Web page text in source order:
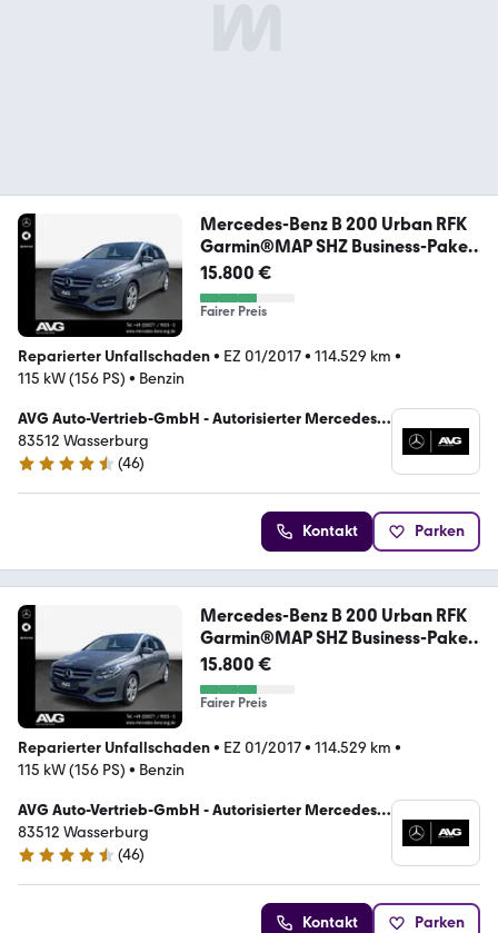
Mercedes-Benz B 200 Urban RFK
Garmin®MAP SHZ Business-Paket
CD
15.800 €
Fairer Preis
Reparierter Unfallschaden• EZ 01/2017• 114.529 km •
115 kW (156 PS) • Benzin
AVG Auto-Vertrieb-GmbH - Autorisierter Mercedes-
Benz Verkauf und Service
83512 Wasserburg
4.7 Sterne
(46)
Kontakt Parken
Mercedes-Benz B 200 Urban RFK
Garmin®MAP SHZ Business-Paket
CD
15.800 €
Fairer Preis
Reparierter Unfallschaden• EZ 01/2017• 114.529 km •
115 kW (156 PS) • Benzin
AVG Auto-Vertrieb-GmbH - Autorisierter Mercedes-
Benz Verkauf und Service
83512 Wasserburg
4.7 Sterne
(46)
Kontakt Parken